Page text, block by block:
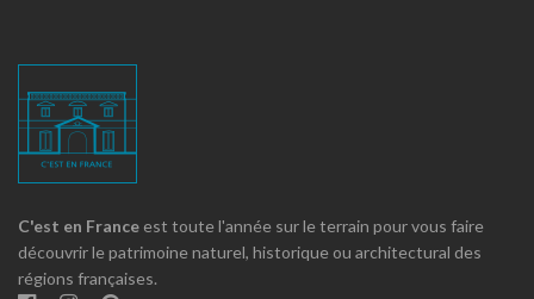
C'est en France est toute l'année sur le terrain pour vous faire
découvrir le patrimoine naturel, historique ou architectural des
régions françaises.